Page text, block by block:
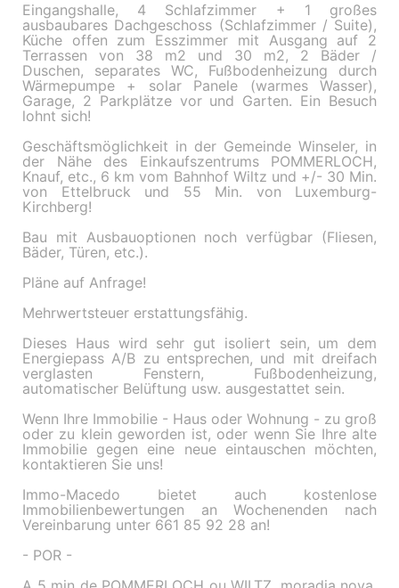
Eingangshalle, 4 Schlafzimmer + 1 großes
ausbaubares Dachgeschoss (Schlafzimmer / Suite),
Küche offen zum Esszimmer mit Ausgang auf 2
Terrassen von 38 m2 und 30 m2, 2 Bäder /
Duschen, separates WC, Fußbodenheizung durch
Wärmepumpe + solar Panele (warmes Wasser),
Garage, 2 Parkplätze vor und Garten. Ein Besuch
lohnt sich!
Geschäftsmöglichkeit in der Gemeinde Winseler, in
der Nähe des Einkaufszentrums POMMERLOCH,
Knauf, etc., 6 km vom Bahnhof Wiltz und +/- 30 Min.
von Ettelbruck und 55 Min. von Luxemburg-
Kirchberg!
Bau mit Ausbauoptionen noch verfügbar (Fliesen,
Bäder, Türen, etc.).
Pläne auf Anfrage!
Mehrwertsteuer erstattungsfähig.
Dieses Haus wird sehr gut isoliert sein, um dem
Energiepass A/B zu entsprechen, und mit dreifach
verglasten Fenstern, Fußbodenheizung,
automatischer Belüftung usw. ausgestattet sein.
Wenn Ihre Immobilie - Haus oder Wohnung - zu groß
oder zu klein geworden ist, oder wenn Sie Ihre alte
Immobilie gegen eine neue eintauschen möchten,
kontaktieren Sie uns!
Immo-Macedo bietet auch kostenlose
Immobilienbewertungen an Wochenenden nach
Vereinbarung unter 661 85 92 28 an!
- POR -